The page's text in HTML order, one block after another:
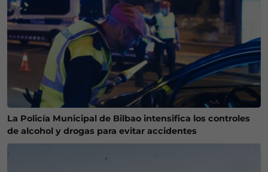
La Policía Municipal de Bilbao intensifica los controles
de alcohol y drogas para evitar accidentes